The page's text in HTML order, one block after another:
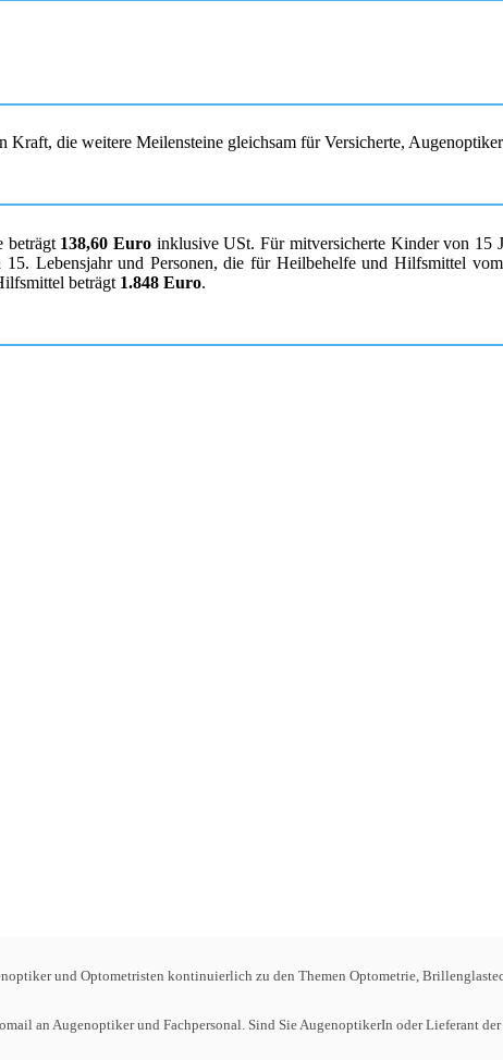
die weitere Meilensteine gleichsam für Versicherte,
beträgt 138,60 Euro inklusive USt. Für mitversicherte Kinder von 15
Lebensjahr und Personen, die für Heilbehelfe und Hilfsmittel
beträgt 1.848 Euro.
und Optometristen kontinuierlich zu den Themen Optometrie,
an Augenoptiker und Fachpersonal. Sind Sie AugenoptikerIn oder Lieferant